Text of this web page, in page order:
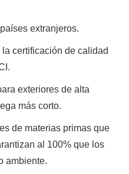
extranjeros.
certificación de calidad
exteriores de alta
más corto.
de materias primas que
al 100% que los
ambiente.